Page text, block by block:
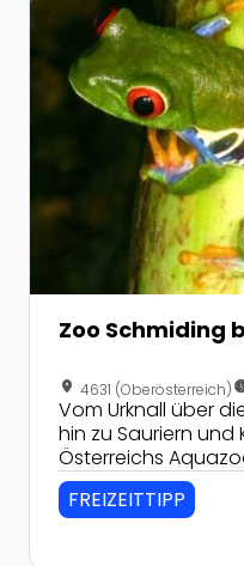
Zoo Schmiding
location_on 4631 (Oberösterreich)
Vom Urknall über
hin zu Sauriern und
Österreichs
mit dem größten
so manches
FREIZEITTIPP